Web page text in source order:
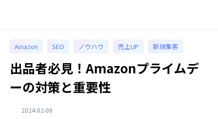
Amazon SEO ノウハウ 売上UP 新規集客
出品者必見！Amazonプライムデ
ーの対策と重要性
2024-02-08